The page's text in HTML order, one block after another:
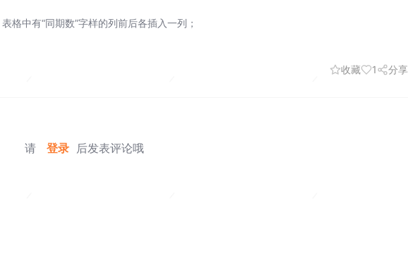
格中有“同期数”字样的列前后各插入一列；
收藏 1 分享
请 登录 后发表评论哦